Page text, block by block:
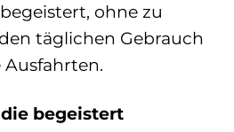
ohne zu
täglichen Gebrauch
begeistert